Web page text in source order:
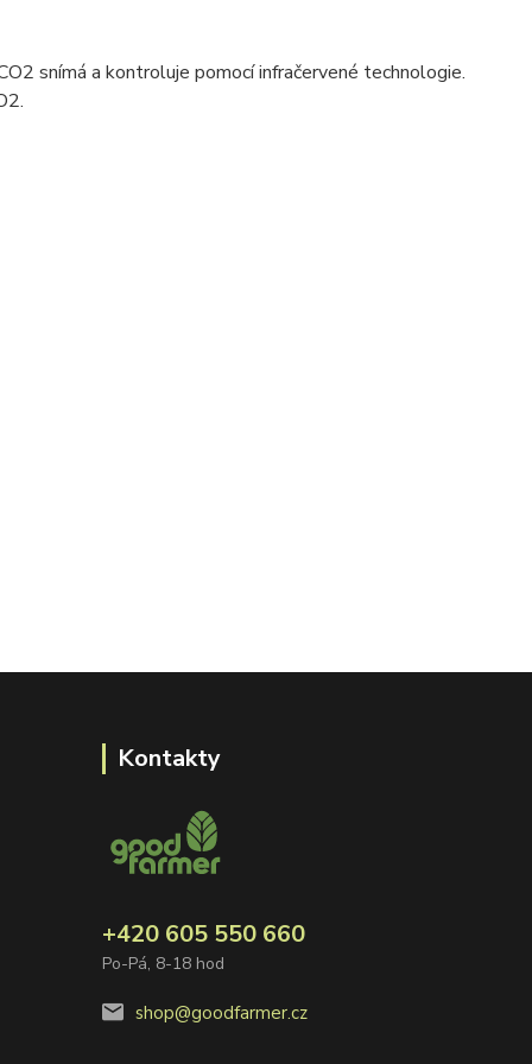
snímá a kontroluje pomocíinfračervené technologie.
Kontakty
+420 605 550 660
Po-Pá, 8-18 hod
shop@goodfarmer.cz